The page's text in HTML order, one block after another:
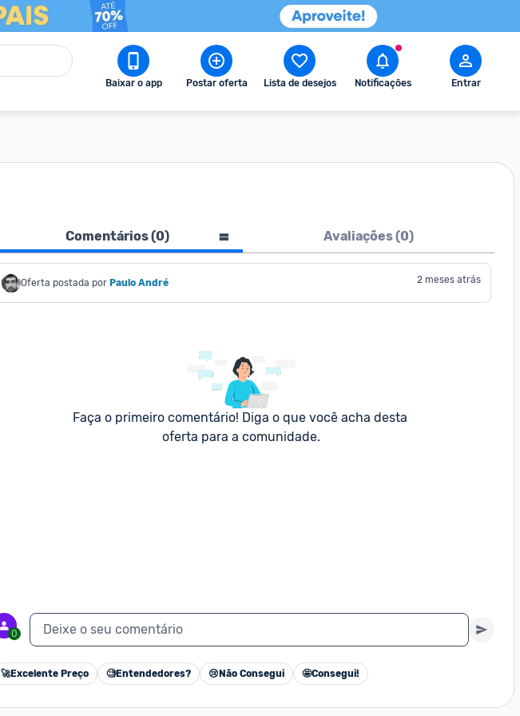
Baixar o app Postar oferta Lista de desejos Notificações Entrar
Comentários (0) Avaliações (0)
Oferta postada por Paulo André 2 meses atrás
Faça o primeiro comentário! Diga o que você acha desta
oferta para a comunidade.
0 Deixe o seu comentário
🚀Excelente Preço 🧐Entendedores? 😢 Não Consegui 🤩Consegui!